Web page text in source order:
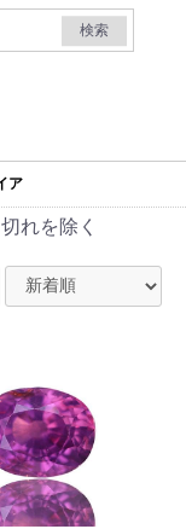
検索
ア
れを除く